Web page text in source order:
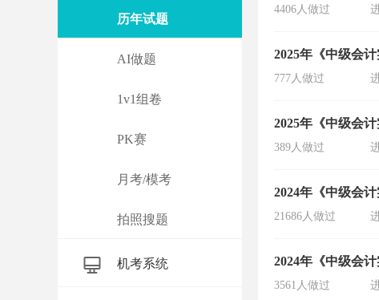
历年试题
AI做题
1v1组卷
PK赛
月考/模考
拍照搜题
机考系统
4406人做过
2025年《中级会
777人做过
2025年《中级会
389人做过
2024年《中级会
21686人做过
2024年《中级会
3561人做过